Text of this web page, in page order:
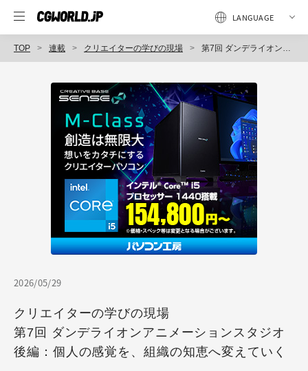
TOP 連載 クリエイターの学びの現場 第7回 ダンデライオンアニメーションスタジオ 後編：個人の感覚を、組織の知恵へ変えていく
2026/05/29
クリエイターの学びの現場
第7回 ダンデライオンアニメーションスタジオ
後編：個人の感覚を、組織の知恵へ変えていく